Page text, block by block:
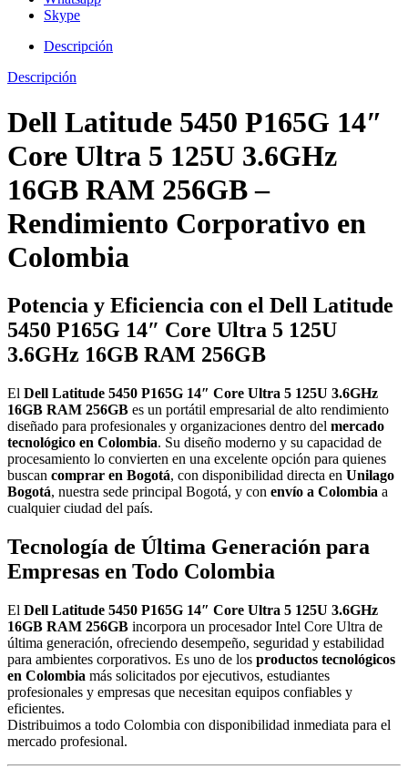
Skype
Descripción
Descripción
Dell Latitude 5450 P165G 14″
Core Ultra 5 125U 3.6GHz
16GB RAM 256GB –
Rendimiento Corporativo en
Colombia
Potencia y Eficiencia con el Dell Latitude
5450 P165G 14″ Core Ultra 5 125U
3.6GHz 16GB RAM 256GB
El Dell Latitude 5450 P165G 14″ Core Ultra 5 125U 3.6GHz
16GB RAM 256GB es un portátil empresarial de alto rendimiento
diseñado para profesionales y organizaciones dentro del mercado
tecnológico en Colombia. Su diseño moderno y su capacidad de
procesamiento lo convierten en una excelente opción para quienes
buscan comprar en Bogotá, con disponibilidad directa en Unilago
Bogotá, nuestra sede principal Bogotá, y con envío a Colombia a
cualquier ciudad del país.
Tecnología de Última Generación para
Empresas en Todo Colombia
El Dell Latitude 5450 P165G 14″ Core Ultra 5 125U 3.6GHz
16GB RAM 256GB incorpora un procesador Intel Core Ultra de
última generación, ofreciendo desempeño, seguridad y estabilidad
para ambientes corporativos. Es uno de los productos tecnológicos
en Colombia más solicitados por ejecutivos, estudiantes
profesionales y empresas que necesitan equipos confiables y
eficientes.
Distribuimos a todo Colombia con disponibilidad inmediata para el
mercado profesional.